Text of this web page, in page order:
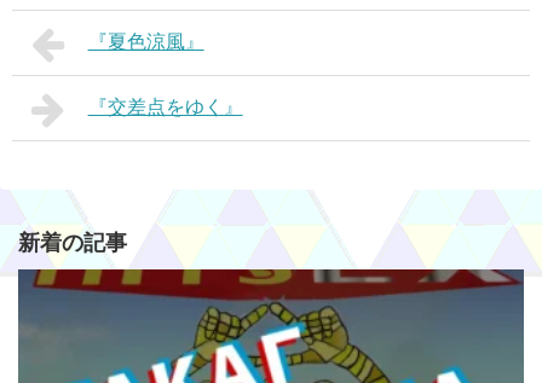
『夏色涼風』
『交差点をゆく』
新着の記事